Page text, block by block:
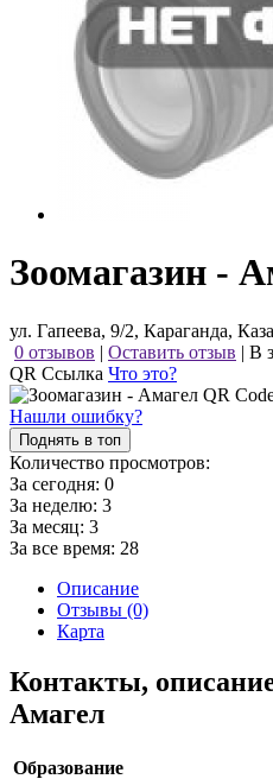
Зоомагазин -
ул. Гапеева, 9/2, Караганда,
0 отзывов | Оставить отзыв | В
QR Ссылка Что это?
Нашли ошибку?
Поднять в топ
Количество просмотров:
За сегодня: 0
За неделю: 3
За месяц: 3
За все время: 28
Описание
Отзывы (0)
Карта
Контакты,
Амагел
Образование